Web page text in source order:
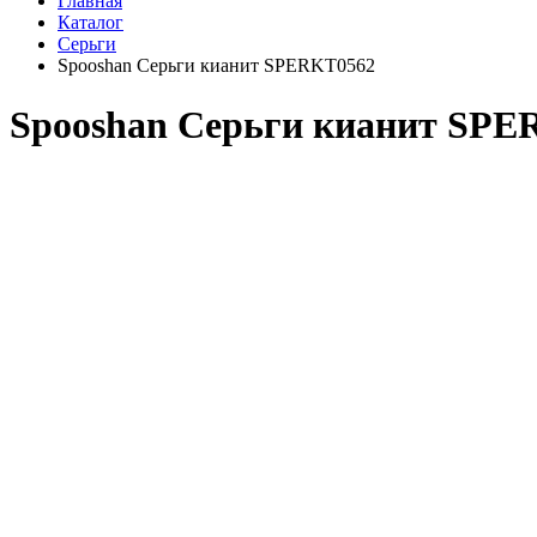
Каталог
Серьги
Spooshan Серьги кианит SPERKT0562
Spooshan Серьги кианит